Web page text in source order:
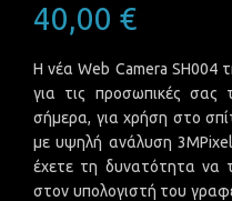
40,00 €
Η νέα Web Camera SH004
για τις προσωπικές σας
σήμερα, για χρήση στο
με υψηλή ανάλυση
έχετε τη δυνατότητα να
στον υπολογιστή του